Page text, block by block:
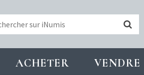
ACHETER VENDRE